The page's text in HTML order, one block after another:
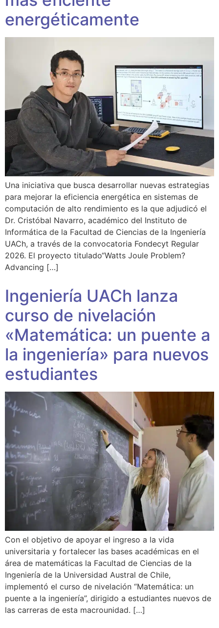
energéticamente
Una iniciativa que busca desarrollar nuevas estrategias
para mejorar la eficiencia energética en sistemas de
computación de alto rendimiento es la que adjudicó el
Dr. Cristóbal Navarro, académico del Instituto de
Informática de la Facultad de Ciencias de la Ingeniería
UACh, a través de la convocatoria Fondecyt Regular
2026. El proyecto titulado“Watts Joule Problem?
Advancing […]
Ingeniería UACh lanza
curso de nivelación
«Matemática: un puente a
la ingeniería» para nuevos
estudiantes
Con el objetivo de apoyar el ingreso a la vida
universitaria y fortalecer las bases académicas en el
área de matemáticas la Facultad de Ciencias de la
Ingeniería de la Universidad Austral de Chile,
implementó el curso de nivelación “Matemática: un
puente a la ingeniería”, dirigido a estudiantes nuevos de
las carreras de esta macrounidad. […]